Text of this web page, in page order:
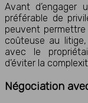
Avant d’engager
préférable de
peuvent
coûteuse au
avec le
d’éviter la
Négociation